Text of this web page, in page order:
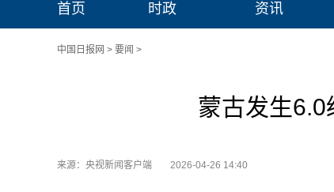
首页 时政 资讯
中国日报网 > 要闻 >
蒙古发生6.0
来源：央视新闻客户端 2026-04-26 14:40